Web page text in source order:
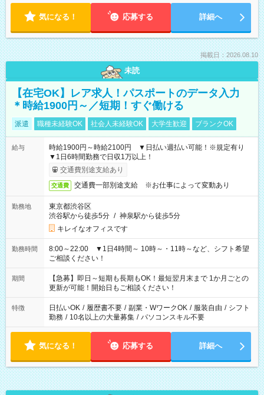
気になる！ 応募する 詳細へ
掲載日：2026.08.10
未読
【在宅OK】レア求人！パスポートのデータ入力
＊時給1900円～／短期！すぐ働ける
派遣 職種未経験OK 社会人未経験OK 大学生歓迎 ブランクOK
給与
時給1900円～時給2100円 ▼日払い週払い可能！※規定有り
▼1日6時間勤務で日収1万以上！
交通費別途支給あり
交通費 交通費一部別途支給 ※お仕事によって変動あり
勤務地
東京都渋谷区
渋谷駅から徒歩5分 / 神泉駅から徒歩5分
キレイなオフィスです
勤務時間
8:00～22:00 ▼1日4時間～ 10時～・11時～など、シフト希望
ご相談ください！
期間
【急募】即日～短期も長期もOK！最短翌月末まで 1か月ごとの
更新が可能！開始日もご相談ください！
特徴 日払いOK / 履歴書不要 / 副業・WワークOK / 服装自由 / シフト
勤務 / 10名以上の大量募集 / パソコンスキル不要
気になる！ 応募する 詳細へ